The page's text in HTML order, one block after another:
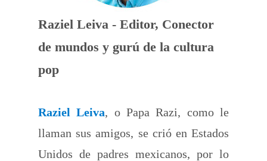
Raziel Leiva - Editor, Conector
de mundos y gurú de la cultura
pop
Raziel Leiva, o Papa Razi, como le
llaman sus amigos, se crió en Estados
Unidos de padres mexicanos, por lo